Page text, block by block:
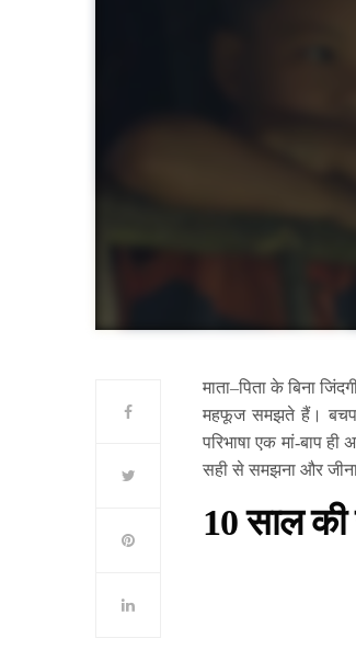
माता–पिता के बिना
महफूज समझते हैं।
परिभाषा एक मां-बाप
सही से समझना और
10 साल